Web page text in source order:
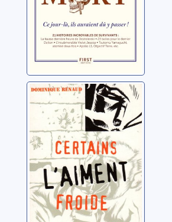
survivants
Certains l'aiment
froide
Renaud, Dominique